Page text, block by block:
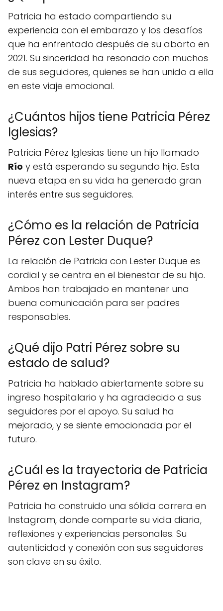
Patricia ha estado compartiendo su
experiencia con el embarazo y los desafíos
que ha enfrentado después de su aborto en
2021. Su sinceridad ha resonado con muchos
de sus seguidores, quienes se han unido a ella
en este viaje emocional.
¿Cuántos hijos tiene Patricia Pérez
Iglesias?
Patricia Pérez Iglesias tiene un hijo llamado
Río y está esperando su segundo hijo. Esta
nueva etapa en su vida ha generado gran
interés entre sus seguidores.
¿Cómo es la relación de Patricia
Pérez con Lester Duque?
La relación de Patricia con Lester Duque es
cordial y se centra en el bienestar de su hijo.
Ambos han trabajado en mantener una
buena comunicación para ser padres
responsables.
¿Qué dijo Patri Pérez sobre su
estado de salud?
Patricia ha hablado abiertamente sobre su
ingreso hospitalario y ha agradecido a sus
seguidores por el apoyo. Su salud ha
mejorado, y se siente emocionada por el
futuro.
¿Cuál es la trayectoria de Patricia
Pérez en Instagram?
Patricia ha construido una sólida carrera en
Instagram, donde comparte su vida diaria,
reflexiones y experiencias personales. Su
autenticidad y conexión con sus seguidores
son clave en su éxito.